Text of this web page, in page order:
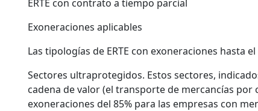
ERTE con contrato a tiempo parcial
Exoneraciones aplicables
Las tipologías de ERTE con exoneraciones hasta
Sectores ultraprotegidos. Estos sectores,
cadena de valor (el transporte de mercancías
exoneraciones del 85% para las empresas con